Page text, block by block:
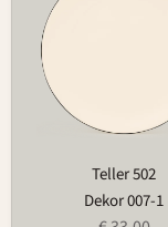
Teller 502
Dekor 007-1